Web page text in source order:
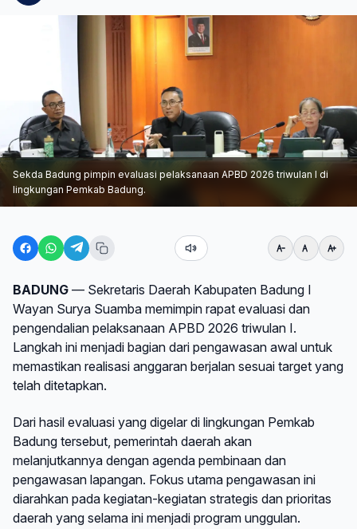
Sekda Badung pimpin evaluasi pelaksanaan APBD 2026 triwulan I di
lingkungan Pemkab Badung.
BADUNG — Sekretaris Daerah Kabupaten Badung I
Wayan Surya Suamba memimpin rapat evaluasi dan
pengendalian pelaksanaan APBD 2026 triwulan I.
Langkah ini menjadi bagian dari pengawasan awal untuk
memastikan realisasi anggaran berjalan sesuai target yang
telah ditetapkan.
Dari hasil evaluasi yang digelar di lingkungan Pemkab
Badung tersebut, pemerintah daerah akan
melanjutkannya dengan agenda pembinaan dan
pengawasan lapangan. Fokus utama pengawasan ini
diarahkan pada kegiatan-kegiatan strategis dan prioritas
daerah yang selama ini menjadi program unggulan.